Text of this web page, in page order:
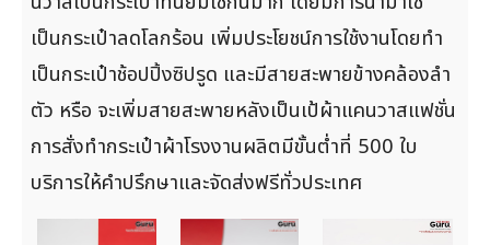
เป็นกระเป๋าลดโลกร้อน เพิ่มประโยชน์การใช้งานโดยทำ
เป็นกระเป๋าช้อปปิ้งซิปรูด และมีสายสะพายข้างคล้องลำ
ตัว หรือ จะเพิ่มสายสะพายหลังเป็นเป้ผ้าแคนวาสแฟชั่น
การสั่งทำกระเป๋าผ้าโรงงานผลิตมีขั้นต่ำที่ 500 ใบ
บริการให้คำปรึกษาและจัดส่งฟรีทั่วประเทศ